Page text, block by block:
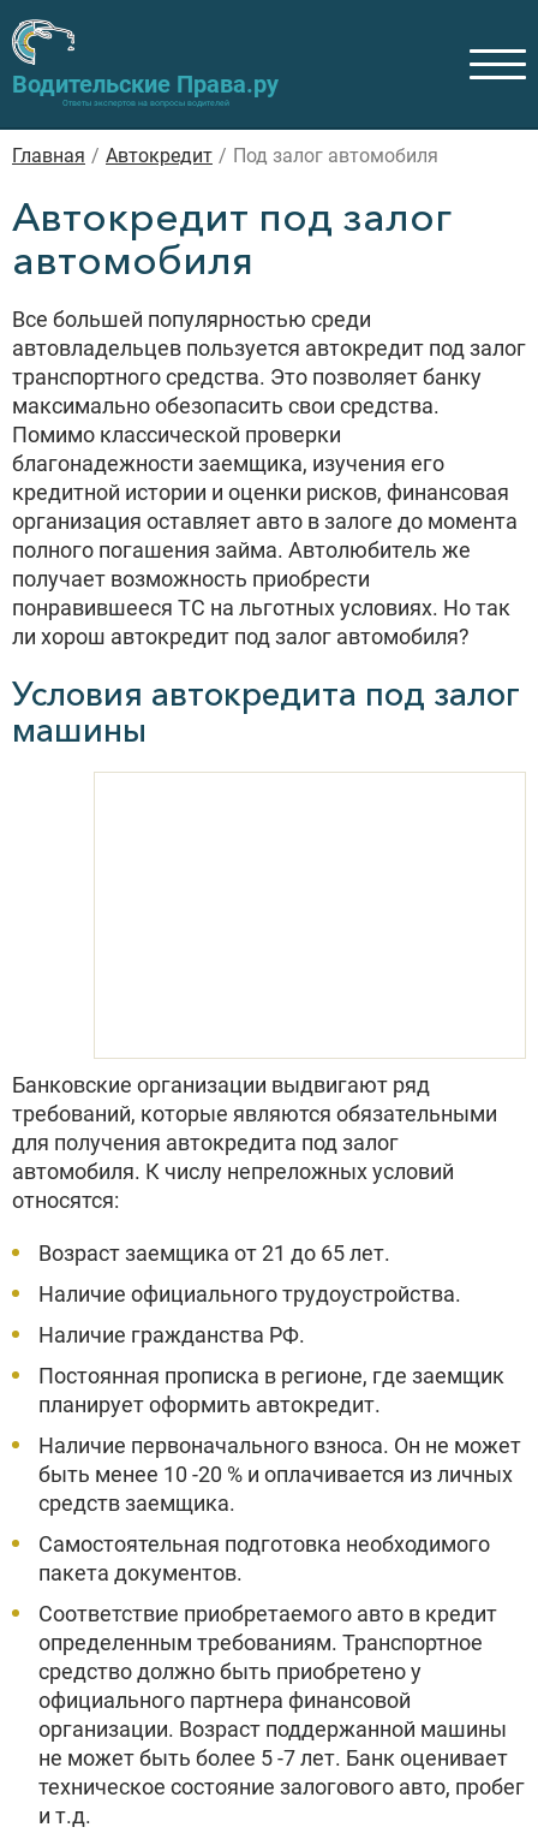
Водительские Права.ру
Ответы экспертов на вопросы водителей
Главная / Автокредит / Под залог автомобиля
Автокредит под залог
автомобиля
Все большей популярностью среди
автовладельцев пользуется автокредит под залог
транспортного средства. Это позволяет банку
максимально обезопасить свои средства.
Помимо классической проверки
благонадежности заемщика, изучения его
кредитной истории и оценки рисков, финансовая
организация оставляет авто в залоге до момента
полного погашения займа. Автолюбитель же
получает возможность приобрести
понравившееся ТС на льготных условиях. Но так
ли хорош автокредит под залог автомобиля?
Условия автокредита под залог
машины
Банковские организации выдвигают ряд
требований, которые являются обязательными
для получения автокредита под залог
автомобиля. К числу непреложных условий
относятся:
Возраст заемщика от 21 до 65 лет.
Наличие официального трудоустройства.
Наличие гражданства РФ.
Постоянная прописка в регионе, где заемщик
планирует оформить автокредит.
Наличие первоначального взноса. Он не может
быть менее 10 -20 % и оплачивается из личных
средств заемщика.
Самостоятельная подготовка необходимого
пакета документов.
Соответствие приобретаемого авто в кредит
определенным требованиям. Транспортное
средство должно быть приобретено у
официального партнера финансовой
организации. Возраст поддержанной машины
не может быть более 5 -7 лет. Банк оценивает
техническое состояние залогового авто, пробег
и т.д.